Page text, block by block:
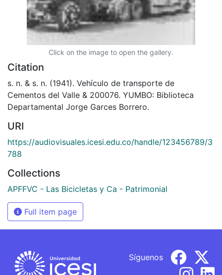
Click on the image to open the gallery.
Citation
s. n. & s. n. (1941). Vehículo de transporte de
Cementos del Valle & 200076. YUMBO: Biblioteca
Departamental Jorge Garces Borrero.
URI
https://audiovisuales.icesi.edu.co/handle/123456789/3
788
Collections
APFFVC - Las Bicicletas y Ca - Patrimonial
Full item page
Síguenos